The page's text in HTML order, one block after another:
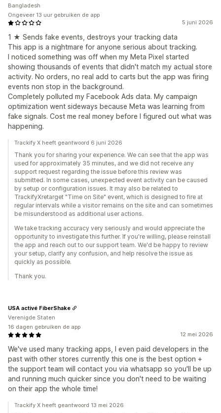
5 juni 2026
1 ★ Sends fake events, destroys your tracking data
This app is a nightmare for anyone serious about tracking.
I noticed something was off when my Meta Pixel started
showing thousands of events that didn't match my actual store
activity. No orders, no real add to carts but the app was firing
events non stop in the background.
Completely polluted my Facebook Ads data. My campaign
optimization went sideways because Meta was learning from
fake signals. Cost me real money before I figured out what was
happening.
Bangladesh
Ongeveer 13 uur gebruiken de app
Trackify X heeft geantwoord 6 juni 2026
Thank you for sharing your experience. We can see that the app was
used for approximately 35 minutes, and we did not receive any
support request regarding the issue before this review was
submitted. In some cases, unexpected event activity can be caused
by setup or configuration issues. It may also be related to
TrackifyXretarget "Time on Site" event, which is designed to fire at
regular intervals while a visitor remains on the site and can sometimes
be misunderstood as additional user actions.
We take tracking accuracy very seriously and would appreciate the
opportunity to investigate this further. If you're willing, please reinstall
the app and reach out to our support team. We'd be happy to review
your setup, clarify any confusion, and help resolve the issue as
quickly as possible.
Thank you.
12 mei 2026
We've used many tracking apps, I even paid developers in the
past with other stores currently this one is the best option +
the support team will contact you via whatsapp so you'll be up
and running much quicker since you don't need to be waiting
on their app the whole time!
USA activé FiberShake
Verenigde Staten
16 dagen gebruiken de app
Trackify X heeft geantwoord 13 mei 2026